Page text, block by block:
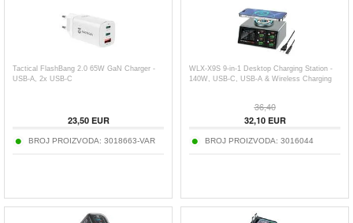
Tactical FlashBang 2.0 65W GaN Charger -
USB-A, 2x USB-C
23,50EUR
BROJ PROIZVODA: 3018663-VAR
WLX-X9S 9-in-1 Desktop Charging Station -
140W, USB-C, USB-A & Wireless Charging
36,40
32,10EUR
BROJ PROIZVODA: 3016044